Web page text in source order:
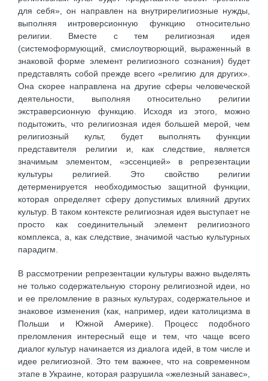
для себя», он направлен на внутрирелигиозные нужды,
выполняя интроверсионную функцию относительно
религии. Вместе с тем религиозная идея
(системоформующий, смислоутворющий, выраженный в
знаковой форме элемент религиозного сознания) будет
представлять собой прежде всего «религию для других».
Она скорее направлена на другие сферы человеческой
деятельности, выполняя относительно религии
экстраверсионную функцию. Исходя из этого, можно
подытожить, что религиозная идея большей мерой, чем
религиозный культ, будет выполнять функции
представителя религии и, как следствие, является
значимым элементом, «эссенцией» в репрезентации
культуры религией. Это свойство религии
детерменируется необходимостью защитной функции,
которая определяет сферу допустимых влияний других
культур. В таком контексте религиозная идея выступает не
просто как соединительный элемент религиозного
комплекса, а, как следствие, значимой частью культурных
парадигм.
В рассмотрении репрезентации культуры важно выделять
не только содержательную сторону религиозной идеи, но
и ее преломление в разных культурах, содержательное и
знаковое изменения (как, например, идеи католицизма в
Польши и Южной Америке). Процесс подобного
преломления интересный еще и тем, что чаще всего
диалог культур начинается из диалога идей, в том числе и
идее религиозной. Это тем важнее, что на современном
этапе в Украине, которая разрушила «железный занавес»,